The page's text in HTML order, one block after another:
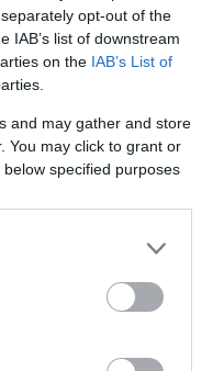
opt-out of the
IAB’s list of downstream
on the IAB’s List of
and may gather and store
You may click to grant or
specified purposes
uz